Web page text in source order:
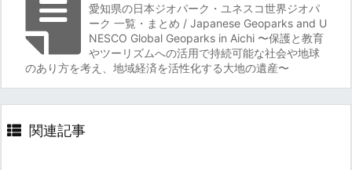
愛知県の日本ジオパーク・ユネスコ世界ジオパ
ーク 一覧・まとめ / Japanese Geoparks and U
NESCO Global Geoparks in Aichi 〜保護と教育
やツーリズムへの活用で持続可能な社会や地球
のあり方を考え、地域経済を活性化する大地の遺産〜
関連記事